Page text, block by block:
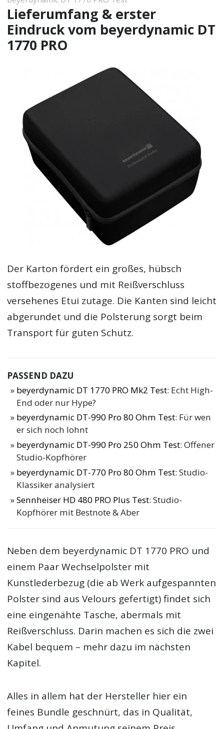
Lieferumfang & erster
Eindruck vom beyerdynamic DT
1770 PRO
Der Karton fördert ein großes, hübsch
stoffbezogenes und mit Reißverschluss
versehenes Etui zutage. Die Kanten sind leicht
abgerundet und die Polsterung sorgt beim
Transport für guten Schutz.
PASSEND DAZU
beyerdynamic DT 1770 PRO Mk2 Test: Echt High-
End oder nur Hype?
beyerdynamic DT-990 Pro 80 Ohm Test: Für wen
er sich noch lohnt
beyerdynamic DT-990 Pro 250 Ohm Test: Offener
Studio-Kopfhörer
beyerdynamic DT-770 Pro 80 Ohm Test: Studio-
Klassiker analysiert
Sennheiser HD 480 PRO Plus Test: Studio-
Kopfhörer mit Bestnote & Aber
Neben dem beyerdynamic DT 1770 PRO und
einem Paar Wechselpolster mit
Kunstlederbezug (die ab Werk aufgespannten
Polster sind aus Velours gefertigt) findet sich
eine eingenähte Tasche, abermals mit
Reißverschluss. Darin machen es sich die zwei
Kabel bequem – mehr dazu im nächsten
Kapitel.
Alles in allem hat der Hersteller hier ein
feines Bundle geschnürt, das in Qualität,